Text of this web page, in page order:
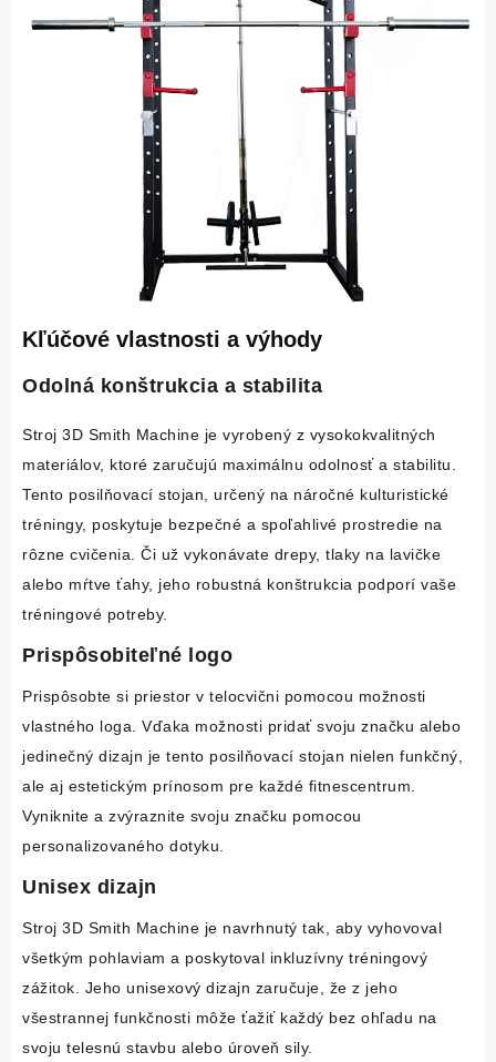
Kľúčové vlastnosti a výhody
Odolná konštrukcia a stabilita
Stroj 3D Smith Machine je vyrobený z vysokokvalitných
materiálov, ktoré zaručujú maximálnu odolnosť a stabilitu.
Tento posilňovací stojan, určený na náročné kulturistické
tréningy, poskytuje bezpečné a spoľahlivé prostredie na
rôzne cvičenia. Či už vykonávate drepy, tlaky na lavičke
alebo mŕtve ťahy, jeho robustná konštrukcia podporí vaše
tréningové potreby.
Prispôsobiteľné logo
Prispôsobte si priestor v telocvični pomocou možnosti
vlastného loga. Vďaka možnosti pridať svoju značku alebo
jedinečný dizajn je tento posilňovací stojan nielen funkčný,
ale aj estetickým prínosom pre každé fitnescentrum.
Vyniknite a zvýraznite svoju značku pomocou
personalizovaného dotyku.
Unisex dizajn
Stroj 3D Smith Machine je navrhnutý tak, aby vyhovoval
všetkým pohlaviam a poskytoval inkluzívny tréningový
zážitok. Jeho unisexový dizajn zaručuje, že z jeho
všestrannej funkčnosti môže ťažiť každý bez ohľadu na
svoju telesnú stavbu alebo úroveň sily.